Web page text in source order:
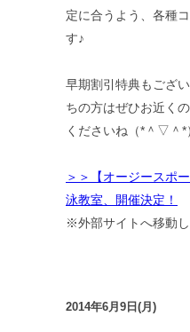
定に合うよう、各種
す♪
早期割引特典もござ
ちの方はぜひお近く
くださいね（*＾▽＾*
＞＞【オージースポ
泳教室、開催決定！
※外部サイトへ移動し
2014年6月9日(月)